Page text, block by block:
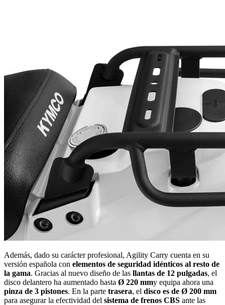
Además, dado su carácter profesional, Agility Carry cuenta en su
versión española con elementos de seguridad idénticos al resto de
la gama. Gracias al nuevo diseño de las llantas de 12 pulgadas, el
disco delantero ha aumentado hasta Ø 220 mmy equipa ahora una
pinza de 3 pistones. En la parte trasera, el disco es de Ø 200 mm
para asegurar la efectividad del sistema de frenos CBS ante las